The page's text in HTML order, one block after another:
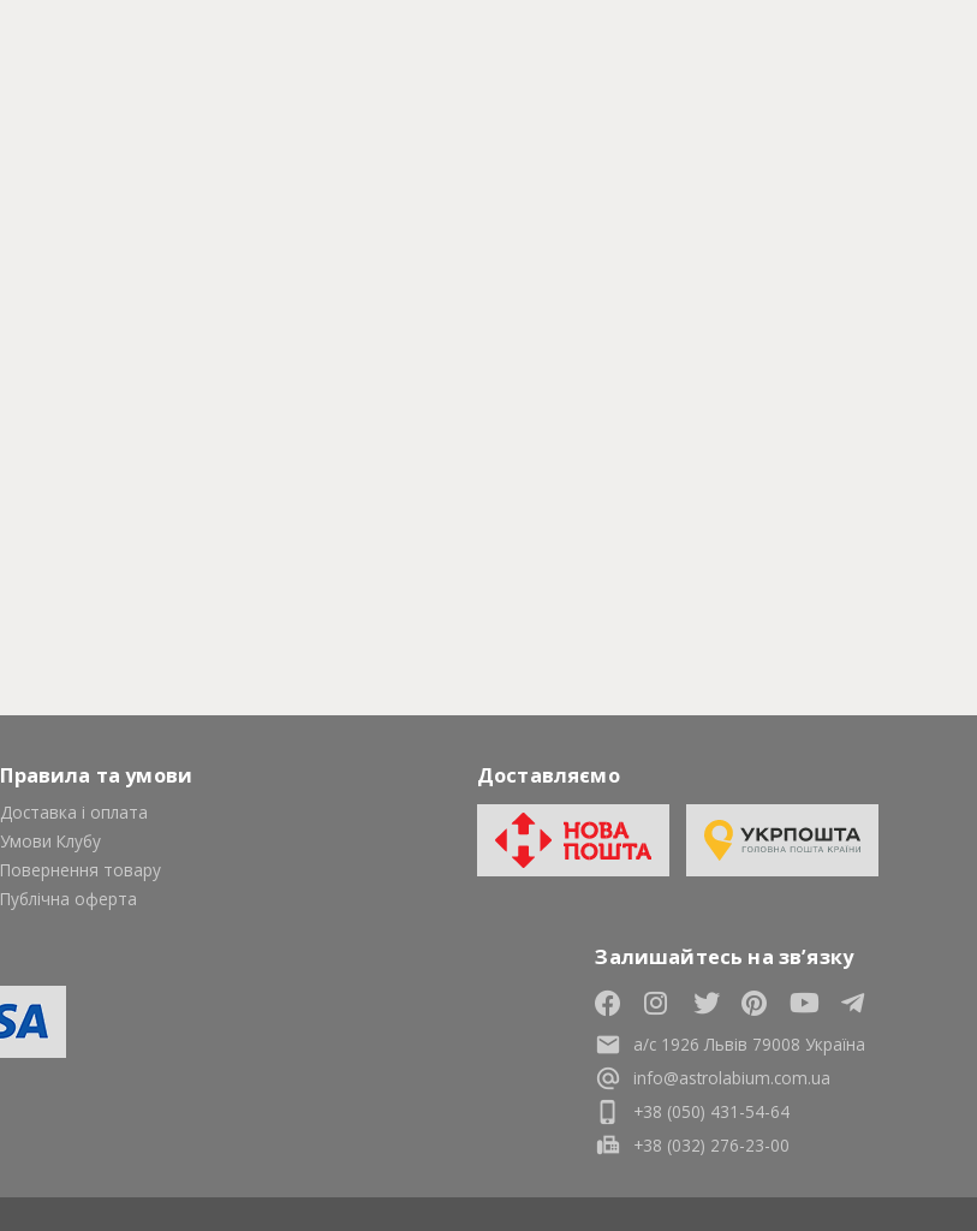
Правила та умови
Доставка і оплата
Умови Клубу
Повернення товару
Публічна оферта
Доставляємо
Залишайтесь на зв’язку
а/с 1926 Львів 79008 Україна
info@astrolabium.com.ua
+38 (050) 431-54-64
+38 (032) 276-23-00